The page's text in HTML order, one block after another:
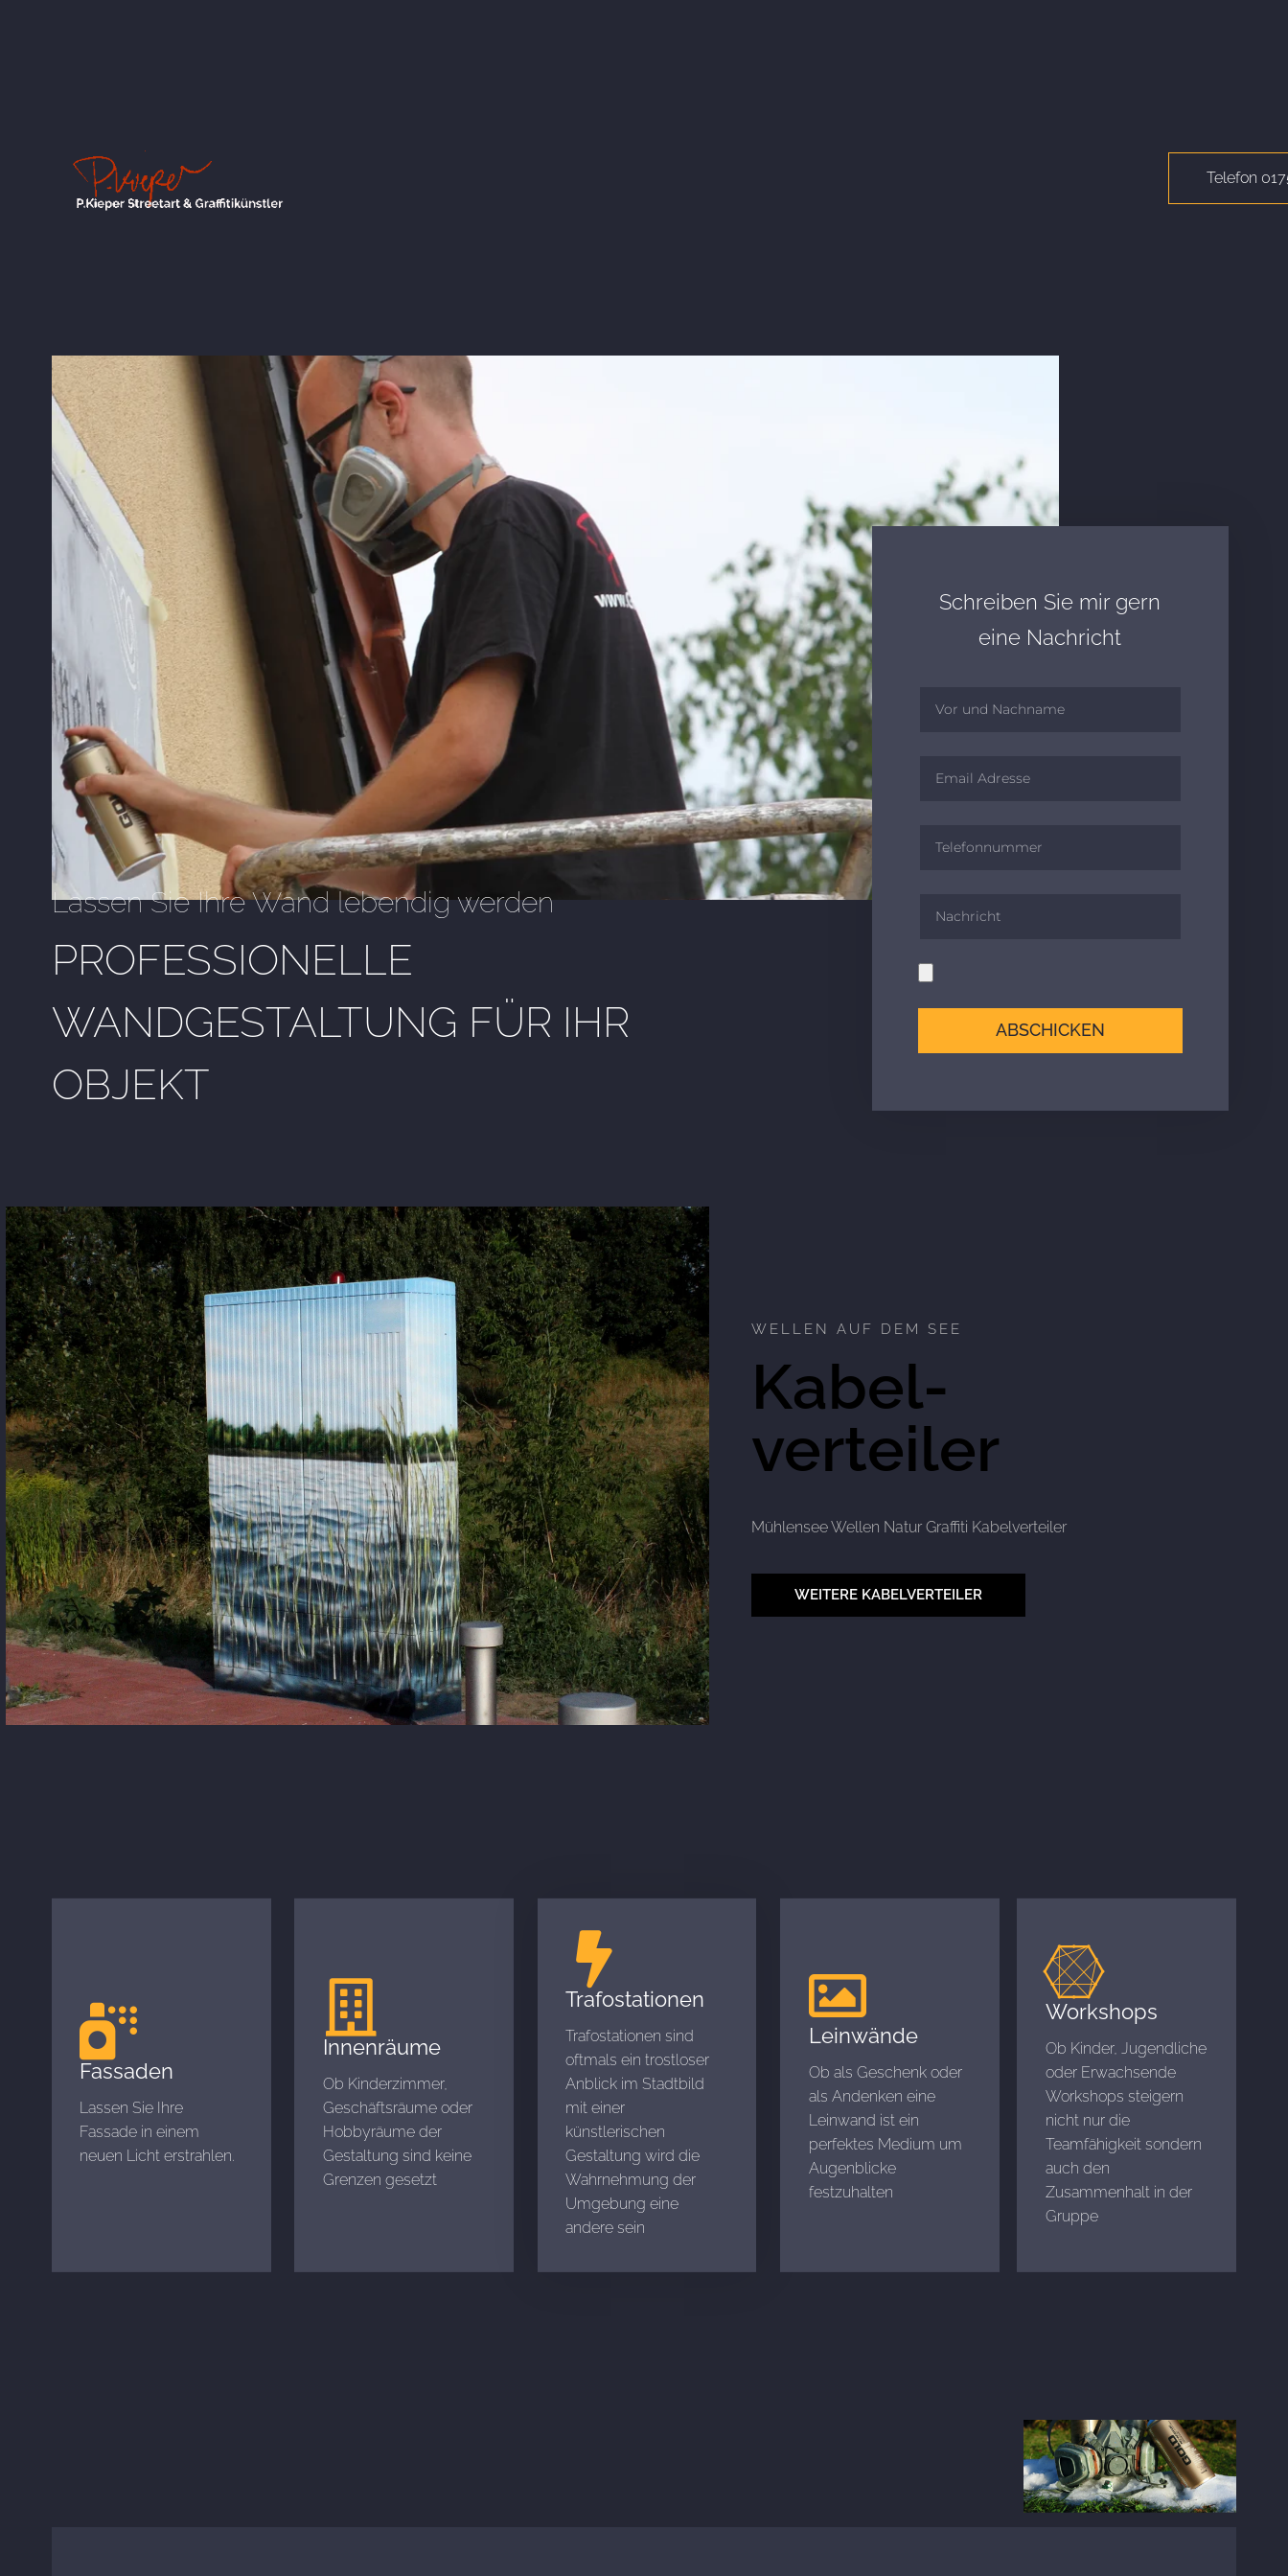
Telefon
Lassen Sie Ihre Wand lebendig werden
PROFESSIONELLE
WANDGESTALTUNG FÜR IHR
OBJEKT
Schreiben Sie mir gern
eine Nachricht
ABSCHICKEN
WELLEN AUF DEM SEE
Kabel-
verteiler
Mühlensee Wellen Natur Graffiti Kabelverteiler
WEITERE KABELVERTEILER
Fassaden
Lassen Sie Ihre
Fassade in einem
neuen Licht erstrahlen.
Innenräume
Ob Kinderzimmer,
Geschäftsräume oder
Hobbyräume der
Gestaltung sind keine
Grenzen gesetzt
Trafostationen
Trafostationen sind
oftmals ein trostloser
Anblick im Stadtbild
mit einer
künstlerischen
Gestaltung wird die
Wahrnehmung der
Umgebung eine
andere sein
Leinwände
Ob als Geschenk oder
als Andenken eine
Leinwand ist ein
perfektes Medium um
Augenblicke
festzuhalten
Workshops
Ob Kinder, Jugendliche
oder Erwachsende
Workshops steigern
nicht nur die
Teamfähigkeit sondern
auch den
Zusammenhalt in der
Gruppe